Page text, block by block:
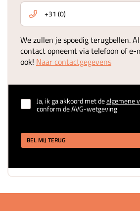
We zullen je spoedig terugbellen.
contact opneemt via telefoon of e-
ook! Naar contactgegevens
Ja, ik ga akkoord met dealgemene
conform de AVG-wetgeving
BEL MIJ TERUG